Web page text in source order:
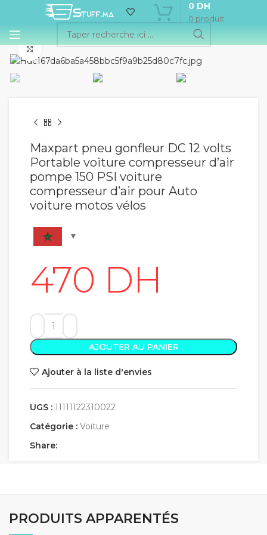
0 produit
0 DH
Cliquez pour agrandir
Maxpart pneu gonfleur DC 12 volts
Portable voiture compresseur d’air
pompe 150 PSI voiture
compresseur d’air pour Auto
voiture motos vélos
AJOUTER AU PANIER
Ajouter à la liste d'envies
UGS : 11111122310022
Catégorie : Voiture
Share:
PRODUITS APPARENTÉS